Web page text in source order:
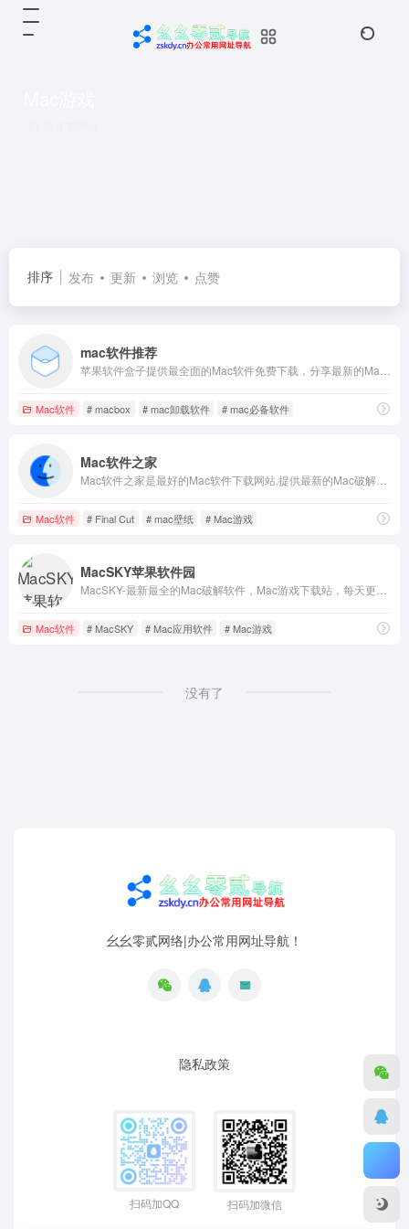
排序 发布 更新 浏览 点赞
mac软件推荐
Mac软件 # macbox # mac卸载软件 # mac必备软件
Mac软件之家
Mac软件 # Final Cut # mac壁纸 # Mac游戏
MacSKY苹果软件园
Mac软件 # MacSKY # Mac应用软件 # Mac游戏
没有了
幺幺零贰网络|办公常用网址导航！
隐私政策
扫码加QQ 扫码加微信